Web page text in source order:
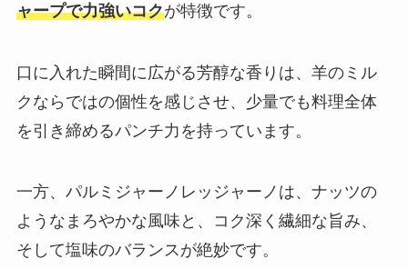
ャープで力強いコクが特徴です。
口に入れた瞬間に広がる芳醇な香りは、羊のミル
クならではの個性を感じさせ、少量でも料理全体
を引き締めるパンチ力を持っています。
一方、パルミジャーノレッジャーノは、ナッツの
ようなまろやかな風味と、コク深く繊細な旨み、
そして塩味のバランスが絶妙です。